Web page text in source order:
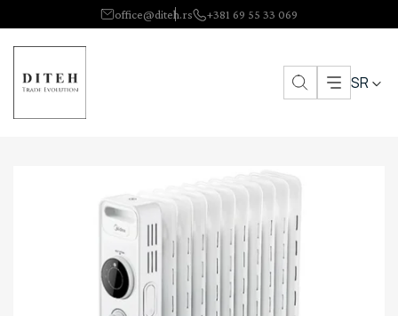
office@diteh.rs +381 69 55 33 069
SR